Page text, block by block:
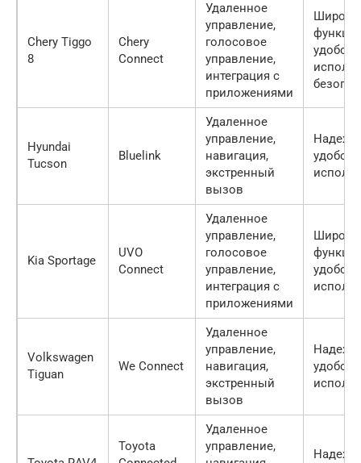
Chery Tiggo
8
Chery
Connect
Удаленное
управление,
голосовое
управление,
интеграция с
приложениями
Hyundai
Tucson
Bluelink
Удаленное
управление,
навигация,
экстренный
вызов
Kia Sportage
UVO
Connect
Удаленное
управление,
голосовое
управление,
интеграция с
приложениями
Volkswagen
Tiguan
We Connect
Удаленное
управление,
навигация,
экстренный
вызов
Toyota
Удаленное
управление,